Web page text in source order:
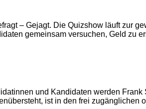
– Gejagt. Die Quizshow läuft zur
gemeinsam versuchen, Geld zu
und Kandidaten werden
ist in den frei zugänglichen